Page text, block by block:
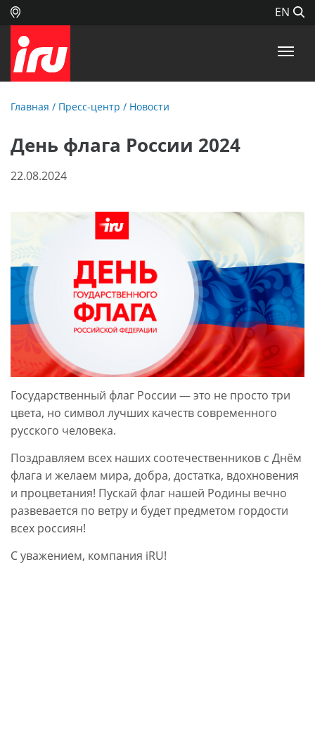
EN
Главная / Пресс-центр / Новости
День флага России 2024
22.08.2024
Государственный флаг России — это не просто три
цвета, но символ лучших качеств современного
русского человека.
Поздравляем всех наших соотечественников с Днём
флага и желаем мира, добра, достатка, вдохновения
и процветания! Пускай флаг нашей Родины вечно
развевается по ветру и будет предметом гордости
всех россиян!
С уважением, компания iRU!